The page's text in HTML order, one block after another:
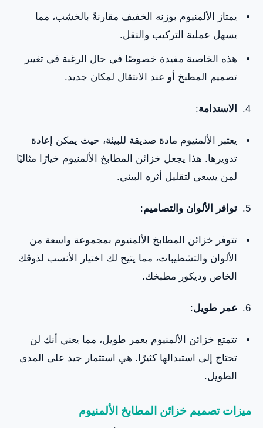
يمتاز الألمنيوم بوزنه الخفيف مقارنةً بالخشب، مما
يسهل عملية التركيب والنقل.
هذه الخاصية مفيدة خصوصًا في حال الرغبة في تغيير
تصميم المطبخ أو عند الانتقال لمكان جديد.
الاستدامة:
يعتبر الألمنيوم مادة صديقة للبيئة، حيث يمكن إعادة
تدويرها. هذا يجعل خزائن المطابخ الألمنيوم خيارًا مثاليًا
لمن يسعى لتقليل أثره البيئي.
توافر الألوان والتصاميم:
تتوفر خزائن المطابخ الألمنيوم بمجموعة واسعة من
الألوان والتشطيبات، مما يتيح لك اختيار الأنسب لذوقك
الخاص وديكور مطبخك.
عمر طويل:
تتمتع خزائن الألمنيوم بعمر طويل، مما يعني أنك لن
تحتاج إلى استبدالها كثيرًا. هي استثمار جيد على المدى
الطويل.
ميزات تصميم خزائن المطابخ الألمنيوم